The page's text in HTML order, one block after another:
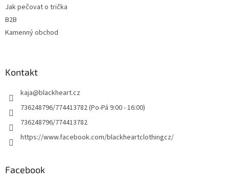
Jak pečovat o trička
B2B
Kamenný obchod
Kontakt
kaja@blackheart.cz
736248796/774413782 (Po-Pá 9:00 - 16:00)
736248796/774413782
https://www.facebook.com/blackheartclothingcz/
Facebook